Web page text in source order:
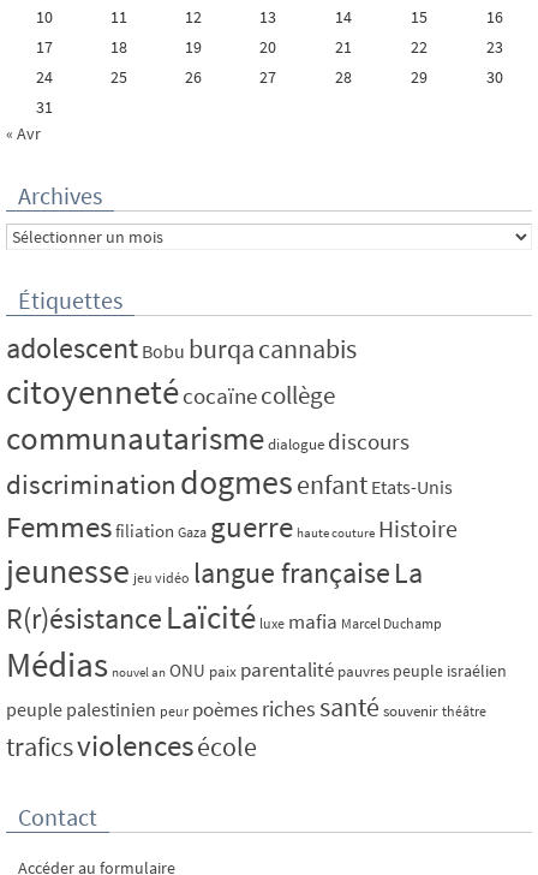
10
11 12 13 14 15
16
17
18 19 20 21 22
23
24
25 26 27 28 29
30
31
« Avr
Archives
Archives
Étiquettes
adolescent Bobu burqacannabis
citoyennetécocaïnecollège
communautarismedialogue discours
discrimination dogmesenfant Etats-Unis
Femmesfiliation Gaza guerre haute couture Histoire
jeunesse jeu vidéo langue française La
R(r)ésistanceLaïcité luxe mafia Marcel Duchamp
Médias nouvel an ONU paix parentalité pauvres peuple israélien
peuple palestinien peur poèmesriches santé souvenir théâtre
traficsviolencesécole
Contact
Accéder au formulaire